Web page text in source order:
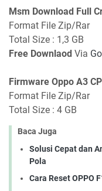
Msm Download Full
Format File Zip/Rar
Total Size : 1,3 GB
Free Downlaod Via
Firmware Oppo A3
Format File Zip/Rar
Total Size : 4 GB
Baca Juga
Solusi Cepat dan
Pola
Cara Reset OPPO